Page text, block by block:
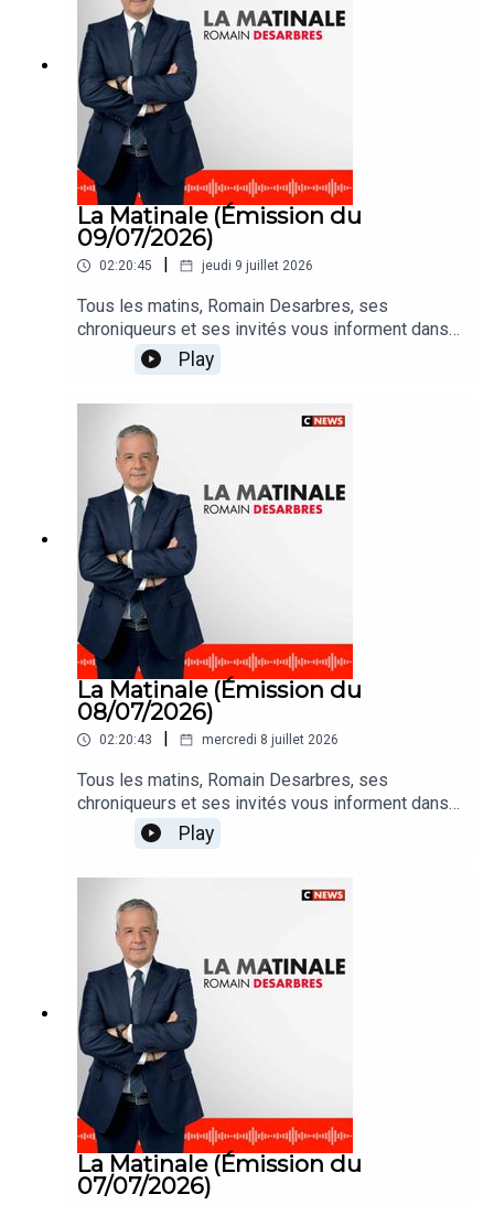
La Matinale (Émission du
09/07/2026)
02:20:45 | jeudi 9 juillet 2026
Tous les matins, Romain Desarbres, ses
chroniqueurs et ses invités vous informent dans
#LaMatinale
Play
La Matinale (Émission du
08/07/2026)
02:20:43 | mercredi 8 juillet 2026
Tous les matins, Romain Desarbres, ses
chroniqueurs et ses invités vous informent dans
#LaMatinale
Play
La Matinale (Émission du
07/07/2026)